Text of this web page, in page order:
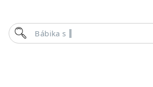
Bábika s me
Hľadať